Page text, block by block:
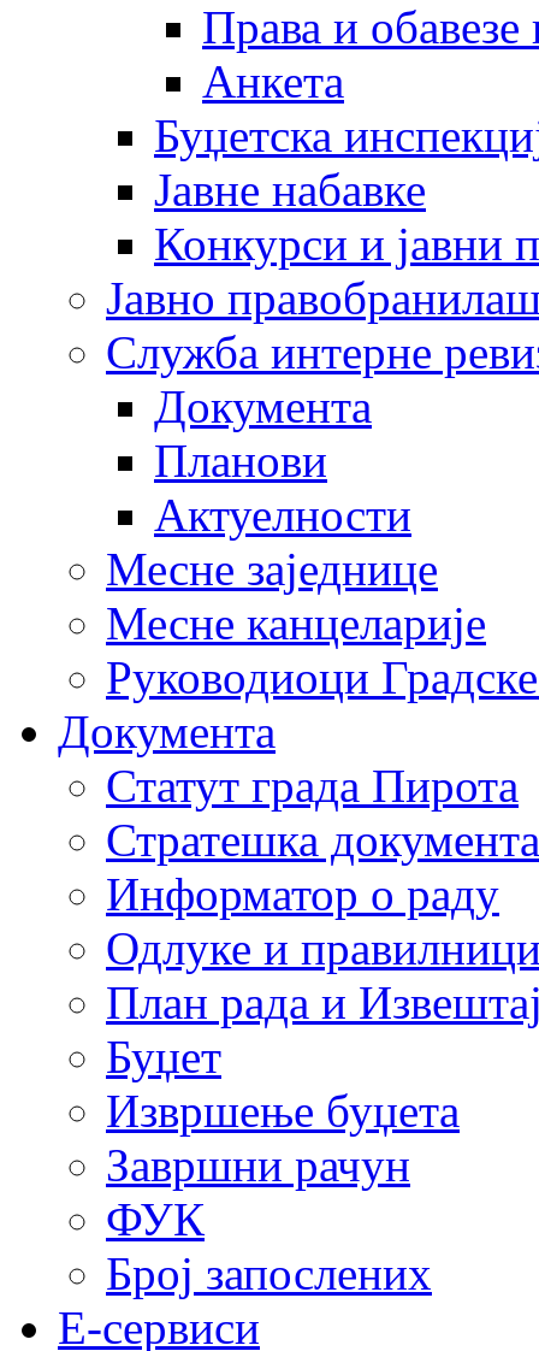
Права и
Анкета
Буџетска
Јавне набавке
Конкурси и јавни
Јавно
Служба интерне
Документа
Планови
Актуелности
Месне заједнице
Месне канцеларије
Руководиоци
Документа
Статут града Пирота
Стратешка документа
Информатор о раду
Одлуке и
План рада и
Буџет
Извршење буџета
Завршни рачун
ФУК
Број запослених
E-сервиси